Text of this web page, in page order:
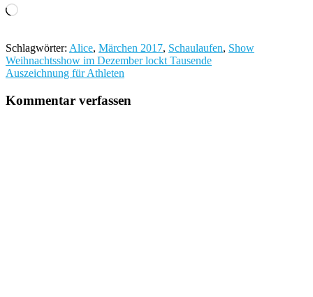
Wird
Schlagwörter: Alice, Märchen 2017, Schaulaufen, Show
Beitragsnavigation
Weihnachtsshow im Dezember lockt Tausende
Auszeichnung für Athleten
Kommentar verfassen